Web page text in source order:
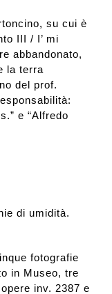
su cui è
III / I’ mi
abbandonato,
la terra
del prof.
e “Alfredo
di umidità.
fotografie
in Museo, tre
inv. 2387 e